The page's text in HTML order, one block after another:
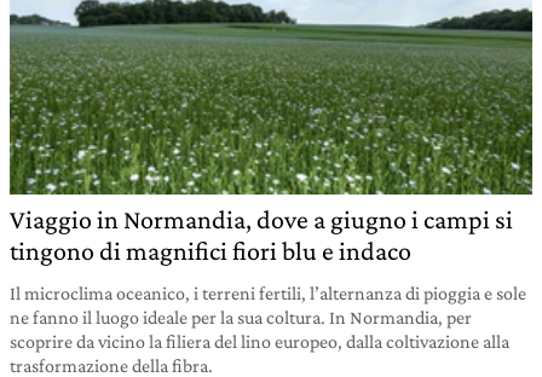
Viaggio in Normandia, dove a giugno i campi si
tingono di magnifici fiori blu e indaco
Il microclima oceanico, i terreni fertili, l’alternanza di pioggia e sole
ne fanno il luogo ideale per la sua coltura. In Normandia, per
scoprire da vicino la filiera del lino europeo, dalla coltivazione alla
trasformazione della fibra.